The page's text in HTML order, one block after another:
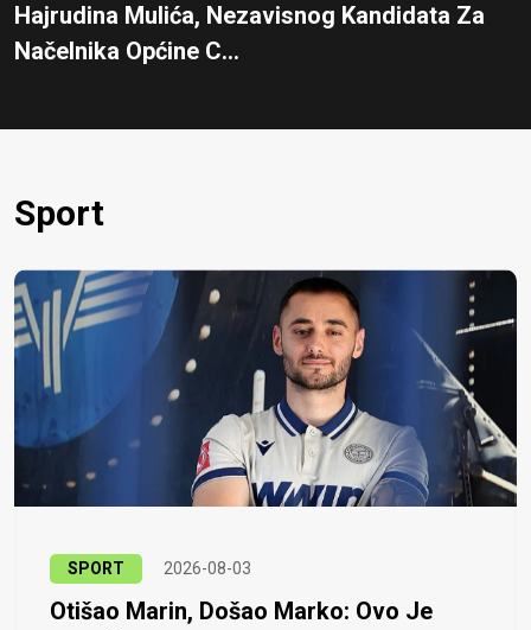
Hajrudina Mulića, Nezavisnog Kandidata Za
Načelnika Općine C...
Sport
SPORT 2026-08-03
Otišao Marin, Došao Marko: Ovo Je